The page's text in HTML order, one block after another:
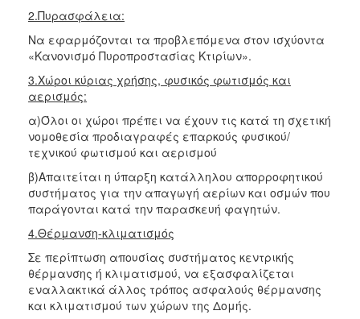
2.Πυρασφάλεια:
Να εφαρμόζονται τα προβλεπόμενα στον ισχύοντα
«Κανονισμό Πυροπροστασίας Κτιρίων».
3.Χώροι κύριας χρήσης, φυσικός φωτισμός και
αερισμός:
α)Όλοι οι χώροι πρέπει να έχουν τις κατά τη σχετική
νομοθεσία προδιαγραφές επαρκούς φυσικού/
τεχνικού φωτισμού και αερισμού
β)Απαιτείται η ύπαρξη κατάλληλου απορροφητικού
συστήματος για την απαγωγή αερίων και οσμών που
παράγονται κατά την παρασκευή φαγητών.
4.Θέρμανση-κλιματισμός
Σε περίπτωση απουσίας συστήματος κεντρικής
θέρμανσης ή κλιματισμού, να εξασφαλίζεται
εναλλακτικά άλλος τρόπος ασφαλούς θέρμανσης
και κλιματισμού των χώρων της Δομής.